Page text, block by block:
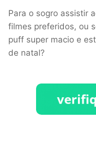
Para o sogro assistir
filmes preferidos, ou
puff super macio e
de natal?